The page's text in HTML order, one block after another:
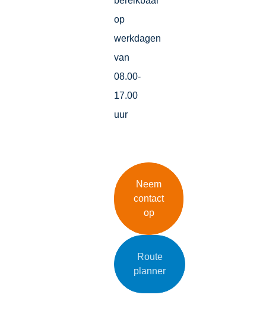
op
werkdagen
van
08.00-
17.00
uur
Neem
contact
op
Route
planner